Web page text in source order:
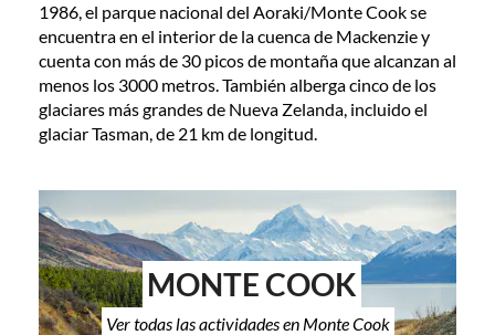
1986, el parque nacional del Aoraki/Monte Cook se
encuentra en el interior de la cuenca de Mackenzie y
cuenta con más de 30 picos de montaña que alcanzan al
menos los 3000 metros. También alberga cinco de los
glaciares más grandes de Nueva Zelanda, incluido el
glaciar Tasman, de 21 km de longitud.
MONTE COOK
Ver todas las actividades en Monte Cook